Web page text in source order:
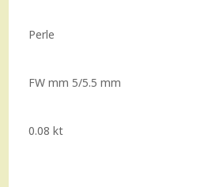
Perle
FW mm 5/5.5 mm
0.08 kt